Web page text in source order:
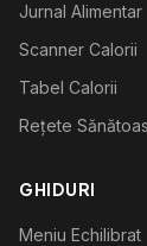
Jurnal Alimentar
Scanner Calorii
Tabel Calorii
Rețete
GHIDURI
Meniu Echilibrat